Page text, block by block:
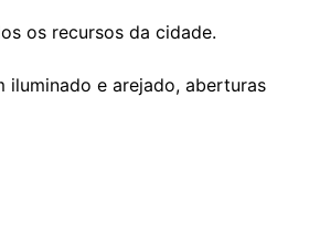
os recursos da cidade.
iluminado e arejado, aberturas